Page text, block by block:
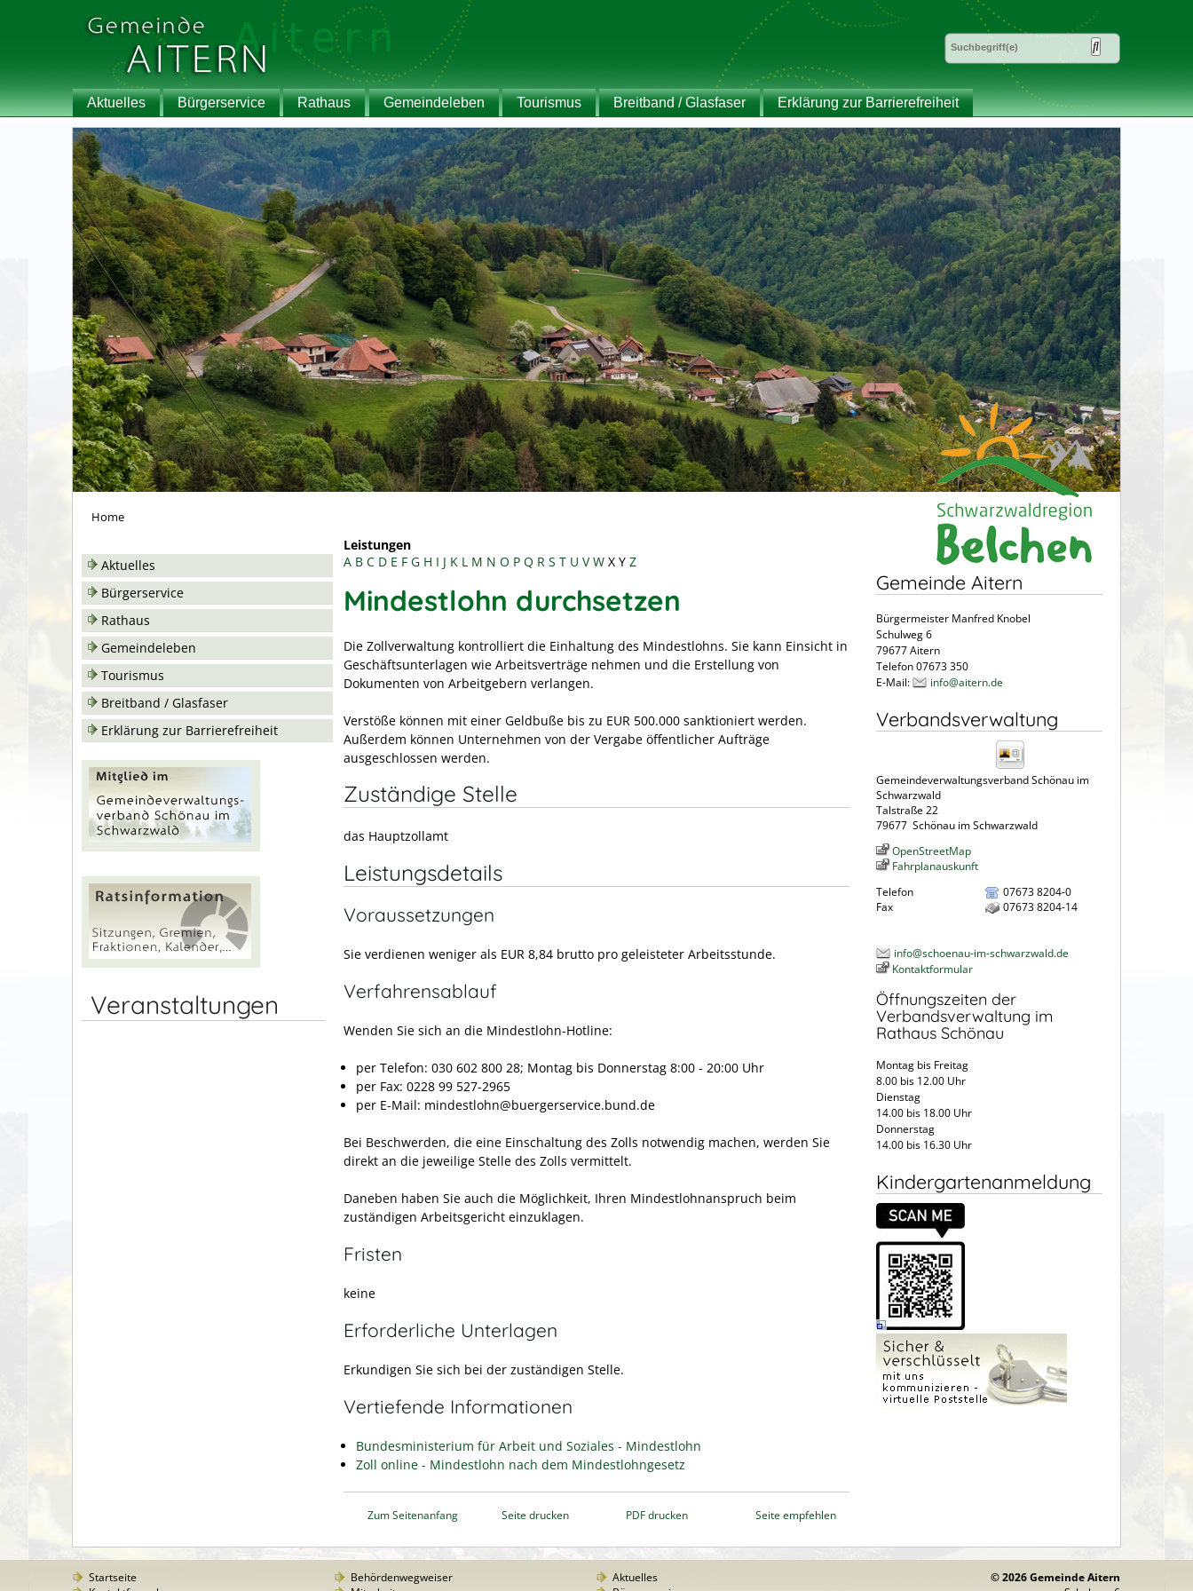
Aktuelles Bürgerservice Rathaus Gemeindeleben Tourismus Breitband / Glasfaser Erklärung zur Barrierefreiheit
Home
Aktuelles
Bürgerservice
Rathaus
Gemeindeleben
Tourismus
Breitband / Glasfaser
Erklärung zur Barrierefreiheit
Veranstaltungen
Leistungen
A B C D E F G H I J K L M N O P Q R S T U V W X Y Z
Mindestlohn durchsetzen
Die Zollverwaltung kontrolliert die Einhaltung des Mindestlohns. Sie kann Einsicht in
Geschäftsunterlagen wie Arbeitsverträge nehmen und die Erstellung von
Dokumenten von Arbeitgebern verlangen.
Verstöße können mit einer Geldbuße bis zu EUR 500.000 sanktioniert werden.
Außerdem können Unternehmen von der Vergabe öffentlicher Aufträge
ausgeschlossen werden.
Zuständige Stelle
das Hauptzollamt
Leistungsdetails
Voraussetzungen
Sie verdienen weniger als EUR 8,84 brutto pro geleisteter Arbeitsstunde.
Verfahrensablauf
Wenden Sie sich an die Mindestlohn-Hotline:
per Telefon: 030 602 800 28; Montag bis Donnerstag 8:00 - 20:00 Uhr
per Fax: 0228 99 527-2965
per E-Mail: mindestlohn@buergerservice.bund.de
Bei Beschwerden, die eine Einschaltung des Zolls notwendig machen, werden Sie
direkt an die jeweilige Stelle des Zolls vermittelt.
Daneben haben Sie auch die Möglichkeit, Ihren Mindestlohnanspruch beim
zuständigen Arbeitsgericht einzuklagen.
Fristen
keine
Erforderliche Unterlagen
Erkundigen Sie sich bei der zuständigen Stelle.
Vertiefende Informationen
Bundesministerium für Arbeit und Soziales - Mindestlohn
Zoll online - Mindestlohn nach dem Mindestlohngesetz
Zum Seitenanfang Seite drucken PDF drucken Seite empfehlen
Gemeinde Aitern
Bürgermeister Manfred Knobel
Schulweg 6
79677 Aitern
Telefon 07673 350
E-Mail:
info@aitern.de
Verbandsverwaltung
Gemeindeverwaltungsverband Schönau im
Schwarzwald
Talstraße 22
79677 Schönau im Schwarzwald
OpenStreetMap
Fahrplanauskunft
Telefon
07673 8204-0
Fax
07673 8204-14
info@schoenau-im-schwarzwald.de
Kontaktformular
Öffnungszeiten der
Verbandsverwaltung im
Rathaus Schönau
Montag bis Freitag
8.00 bis 12.00 Uhr
Dienstag
14.00 bis 18.00 Uhr
Donnerstag
14.00 bis 16.30 Uhr
Kindergartenanmeldung
Startseite
Behördenwegweiser
Aktuelles
© 2026 Gemeinde Aitern